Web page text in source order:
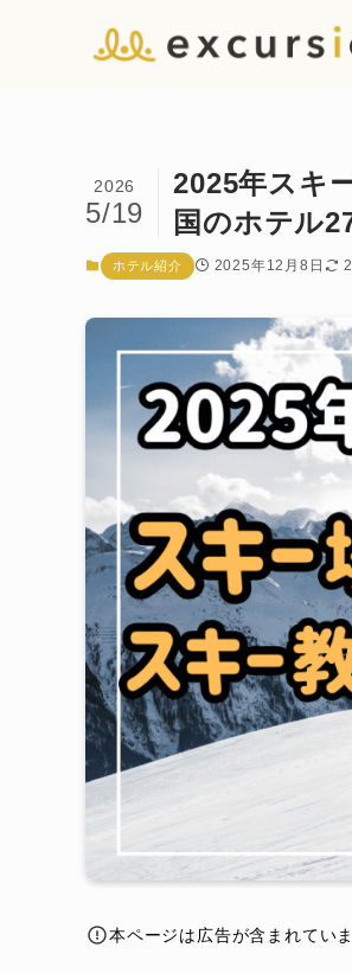
2025年スキ
国のホテル
2026
5/19
ホテル紹介 2025年12月8日
本ページは広告が含まれて